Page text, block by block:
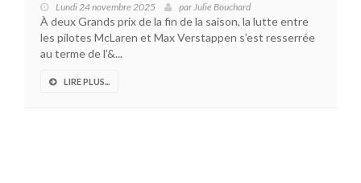
Lundi 24 novembre 2025 parJulie Bouchard
À deux Grands prix de la fin de la saison, la lutte entre
les pilotes McLaren et Max Verstappen s’est resserrée
au terme de l’&...
LIRE PLUS...